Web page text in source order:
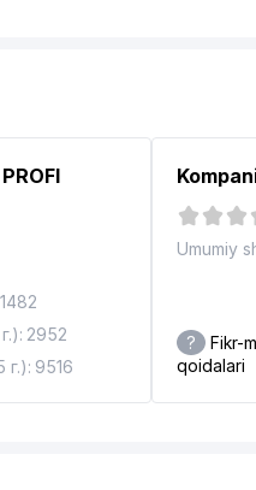
2952
9516
Umumiy
?
Fikr-
qoidalari